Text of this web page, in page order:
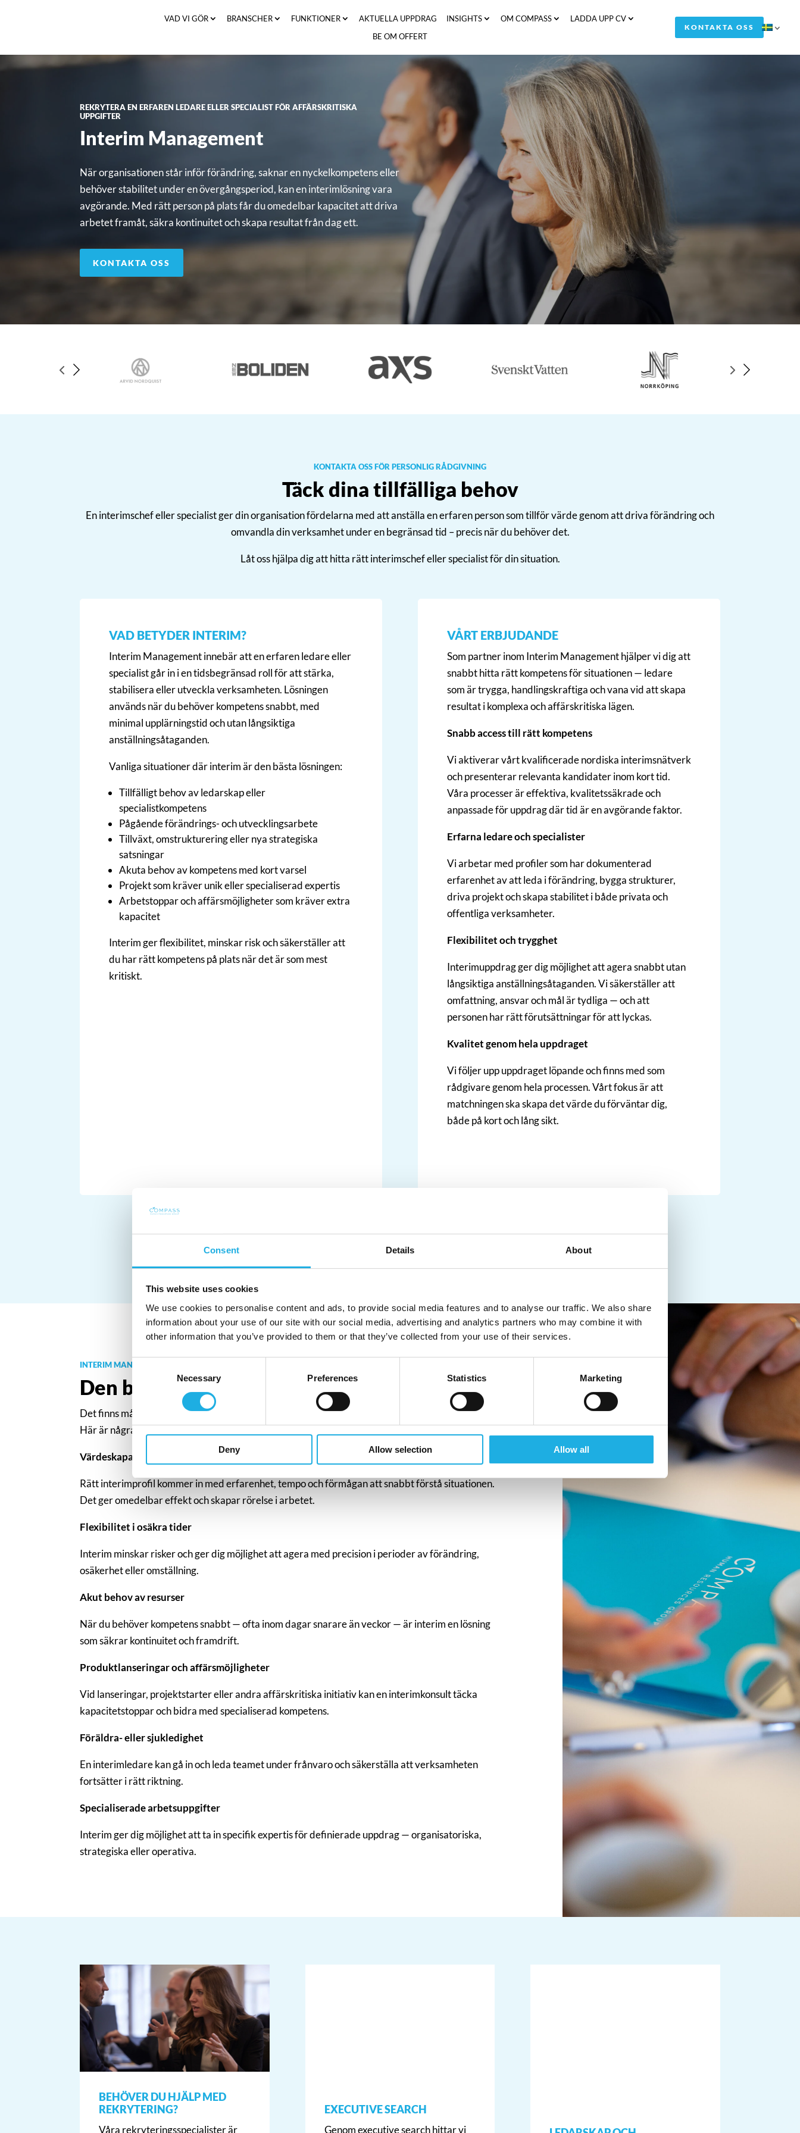
Consent Details About
This website uses cookies
We use cookies to personalise content and ads, to provide social media features and to analyse our traffic. We also share
information about your use of our site with our social media, advertising and analytics partners who may combine it with
other information that you’ve provided to them or that they’ve collected from your use of their services.
Consent
Necessary Preferences Statistics Marketing
Deny Allow selection Allow all
VAD VI GÖR BRANSCHER FUNKTIONER AKTUELLA UPPDRAG INSIGHTS OM COMPASS
LADDA UPP CV
BE OM OFFERT
KONTAKTA OSS
REKRYTERA EN ERFAREN LEDARE ELLER SPECIALIST FÖR AFFÄRSKRITISKA
UPPGIFTER
Interim Management
När organisationen står inför förändring, saknar en nyckelkompetens eller
behöver stabilitet under en övergångsperiod, kan en interimlösning vara
avgörande. Med rätt person på plats får du omedelbar kapacitet att driva
arbetet framåt, säkra kontinuitet och skapa resultat från dag ett.
KONTAKTA OSS
▸
KONTAKTA OSS FÖR PERSONLIG RÅDGIVNING
Täck dina tillfälliga behov
En interimschef eller specialist ger din organisation fördelarna med att anställa en erfaren person som tillför värde genom att driva förändring och
omvandla din verksamhet under en begränsad tid – precis när du behöver det.
Låt oss hjälpa dig att hitta rätt interimschef eller specialist för din situation.
VAD BETYDER INTERIM?
Interim Management innebär att en erfaren ledare eller
specialist går in i en tidsbegränsad roll för att stärka,
stabilisera eller utveckla verksamheten. Lösningen
används när du behöver kompetens snabbt, med
minimal upplärningstid och utan långsiktiga
anställningsåtaganden.
Vanliga situationer där interim är den bästa lösningen:
Tillfälligt behov av ledarskap eller
specialistkompetens
Pågående förändrings- och utvecklingsarbete
Tillväxt, omstrukturering eller nya strategiska
satsningar
Akuta behov av kompetens med kort varsel
Projekt som kräver unik eller specialiserad expertis
Arbetstoppar och affärsmöjligheter som kräver extra
kapacitet
Interim ger flexibilitet, minskar risk och säkerställer att
du har rätt kompetens på plats när det är som mest
kritiskt.
VÅRT ERBJUDANDE
Som partner inom Interim Management hjälper vi dig att
snabbt hitta rätt kompetens för situationen — ledare
som är trygga, handlingskraftiga och vana vid att skapa
resultat i komplexa och affärskritiska lägen.
Snabb access till rätt kompetens
Vi aktiverar vårt kvalificerade nordiska interimsnätverk
och presenterar relevanta kandidater inom kort tid.
Våra processer är effektiva, kvalitetssäkrade och
anpassade för uppdrag där tid är en avgörande faktor.
Erfarna ledare och specialister
Vi arbetar med profiler som har dokumenterad
erfarenhet av att leda i förändring, bygga strukturer,
driva projekt och skapa stabilitet i både privata och
offentliga verksamheter.
Flexibilitet och trygghet
Interimuppdrag ger dig möjlighet att agera snabbt utan
långsiktiga anställningsåtaganden. Vi säkerställer att
omfattning, ansvar och mål är tydliga — och att
personen har rätt förutsättningar för att lyckas.
Kvalitet genom hela uppdraget
Vi följer upp uppdraget löpande och finns med som
rådgivare genom hela processen. Vårt fokus är att
matchningen ska skapa det värde du förväntar dig,
både på kort och lång sikt.
INTERIM MANAGEMENT
Den bästa lösningen för din organisation
Det finns många anledningar till att företag och offentliga verksamheter väljer interimlösningar.
Här är några av de vanligaste:
Värdeskapande från dag ett
Rätt interimprofil kommer in med erfarenhet, tempo och förmågan att snabbt förstå situationen.
Det ger omedelbar effekt och skapar rörelse i arbetet.
Flexibilitet i osäkra tider
Interim minskar risker och ger dig möjlighet att agera med precision i perioder av förändring,
osäkerhet eller omställning.
Akut behov av resurser
När du behöver kompetens snabbt — ofta inom dagar snarare än veckor — är interim en lösning
som säkrar kontinuitet och framdrift.
Produktlanseringar och affärsmöjligheter
Vid lanseringar, projektstarter eller andra affärskritiska initiativ kan en interimkonsult täcka
kapacitetstoppar och bidra med specialiserad kompetens.
Föräldra- eller sjukledighet
En interimledare kan gå in och leda teamet under frånvaro och säkerställa att verksamheten
fortsätter i rätt riktning.
Specialiserade arbetsuppgifter
Interim ger dig möjlighet att ta in specifik expertis för definierade uppdrag — organisatoriska,
strategiska eller operativa.
BEHÖVER DU HJÄLP MED
REKRYTERING?
Våra rekryteringsspecialister är
EXECUTIVE SEARCH
Genom executive search hittar vi